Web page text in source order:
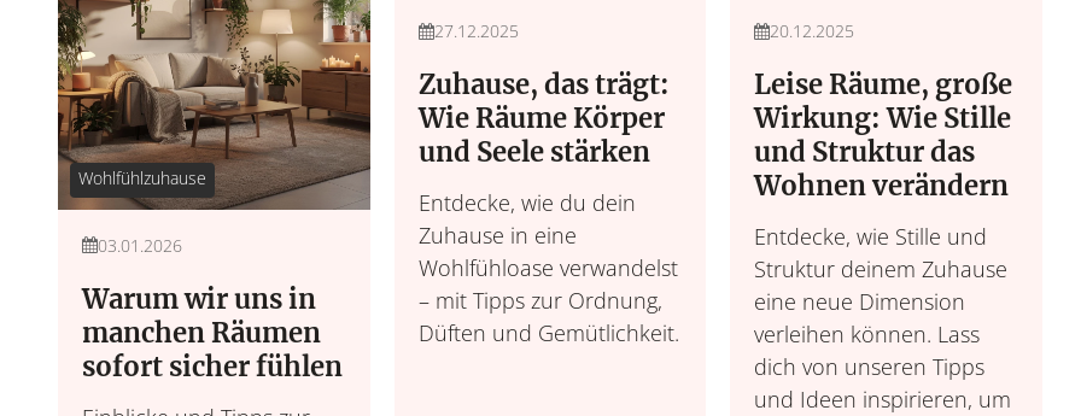
Wohnen
Wohnideen, Interior-
Möbel &
Wohlfühlzuhause
03.01.2026
Warum wir uns in
manchen Räumen
sofort sicher fühlen
27.12.2025
Zuhause, das trägt:
Wie Räume Körper
und Seele stärken
Entdecke, wie du dein
Zuhause in eine
Wohlfühloase verwandelst
– mit Tipps zur Ordnung,
Düften und Gemütlichkeit.
20.12.2025
Leise Räume, große
Wirkung: Wie Stille
und Struktur das
Wohnen verändern
Entdecke, wie Stille und
Struktur deinem Zuhause
eine neue Dimension
verleihen können. Lass
dich von unseren Tipps
und Ideen inspirieren, um